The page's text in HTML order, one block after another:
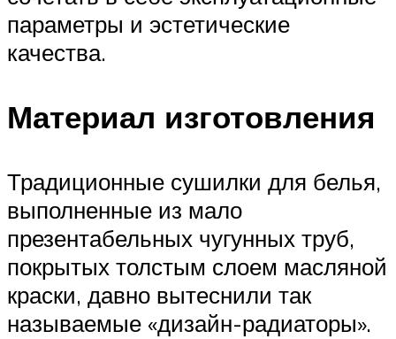
параметры и эстетические
качества.
Материал изготовления
Традиционные сушилки для белья,
выполненные из мало
презентабельных чугунных труб,
покрытых толстым слоем масляной
краски, давно вытеснили так
называемые «дизайн-радиаторы».